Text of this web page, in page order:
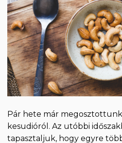
Pár hete már
kesudióról. Az utóbbi
tapasztaljuk, hogy egyre